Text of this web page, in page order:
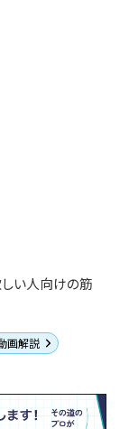
い人向けの筋
画解説